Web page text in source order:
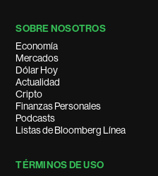
SOBRE NOSOTROS
Economía
Mercados
Dólar Hoy
Actualidad
Cripto
Finanzas Personales
Podcasts
Listas de Bloomberg Línea
TÉRMINOS DE USO